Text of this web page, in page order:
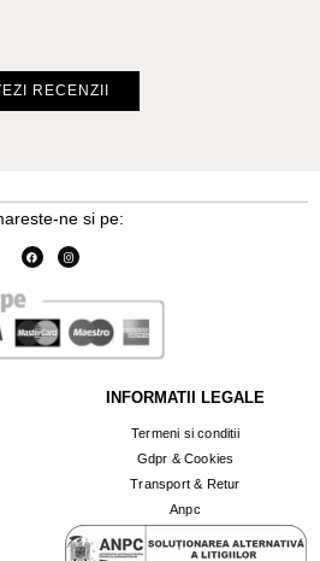
RECENZII
ne si pe:
INFORMATII LEGALE
Termeni si conditii
Gdpr & Cookies
Transport & Retur
Anpc